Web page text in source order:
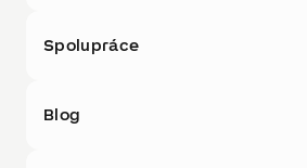
Spolupráce
Blog